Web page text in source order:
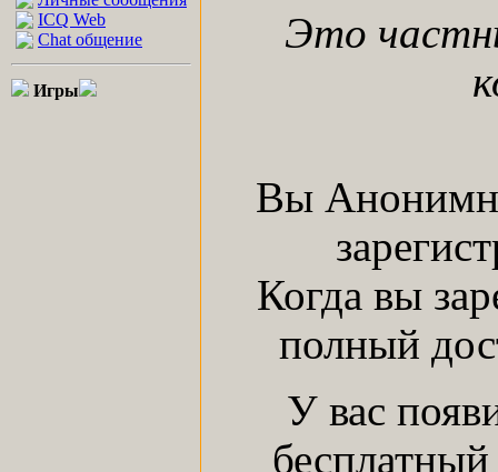
ICQ Web
Chat общение
Игры
Это
Вы
Когда вы
полный
У вас